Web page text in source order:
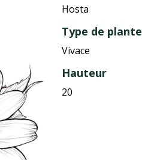
Hosta
Type de plante
Vivace
Hauteur
20